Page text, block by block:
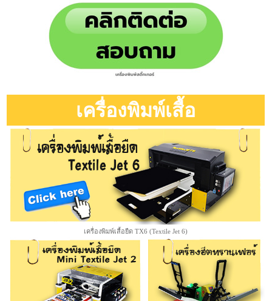
เครื่องพิมพ์เสื้อ
เครื่องพิมพ์เสื้อยืด TX6 (Textile Jet 6)